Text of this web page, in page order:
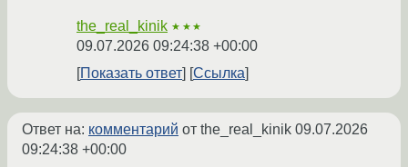
the_real_kinik ★★★
09.07.2026 09:24:38 +00:00
Показать ответ
Ссылка
Ответ на: комментарий от the_real_kinik 09.07.2026
09:24:38 +00:00